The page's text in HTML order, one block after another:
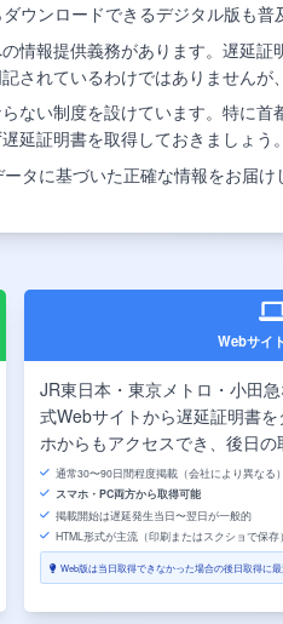
ウンロードできるデジタル版も普
情報提供義務があります。遅延
れているわけではありません
ない制度を設けています。特に
延証明書を取得しておきましょう。
タに基づいた正確な情報をお届
Webサイ
JR東日本・東京メトロ・小田
式Webサイトから遅延証明書
ホからもアクセスでき、後日の
通常30〜90日間程度掲載（会社により異なる）
スマホ・PC両方から取得可能
掲載開始は遅延発生当日〜翌日が一般的
HTML形式が主流（印刷またはスクショで保存）
Web版は当日取得できなかった場合の後日取得に